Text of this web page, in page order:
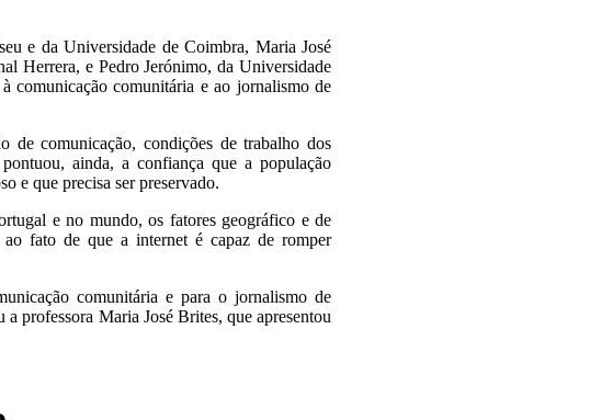
e da Universidade de Coimbra, Maria José
Herrera, e Pedro Jerónimo, da Universidade
comunicação comunitária e ao jornalismo de
de comunicação, condições de trabalho dos
ainda, a confiança que a população
e que precisa ser preservado.
e no mundo, os fatores geográfico e de
ao fato de que a internet é capaz de romper
comunitária e para o jornalismo de
professora Maria José Brites, que apresentou